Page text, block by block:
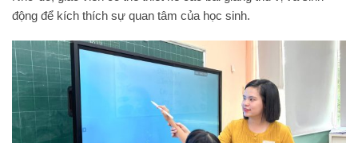
động để kích thích sự quan tâm của học sinh.